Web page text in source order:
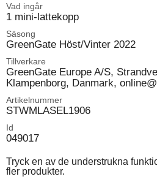
Vad ingår
1 mini-lattekopp
Säsong
GreenGate Höst/Vinter 2022
Tillverkare
GreenGate Europe A/S,
Klampenborg, Danmark,
Artikelnummer
STWMLASEL1906
Id
049017
Tryck en av de understrukna
fler produkter.